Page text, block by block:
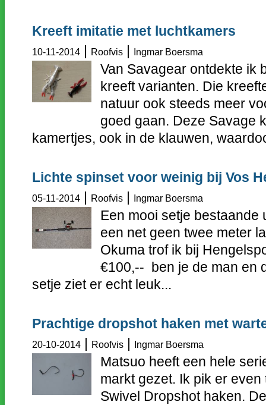
Kreeft imitatie met luchtkamers
10-11-2014 | Roofvis | Ingmar Boersma
Van Savagear ontdekte ik
kreeft varianten. Die
natuur ook steeds meer
goed gaan. Deze Savage
kamertjes, ook in de klauwen,
Lichte spinset voor weinig bij Vos
05-11-2014 | Roofvis | Ingmar Boersma
Een mooi setje bestaande
een net geen twee meter
Okuma trof ik bij
€100,-- ben je de man en
setje ziet er echt leuk...
Prachtige dropshot haken met
20-10-2014 | Roofvis | Ingmar Boersma
Matsuo heeft een hele
markt gezet. Ik pik er
Swivel Dropshot haken.